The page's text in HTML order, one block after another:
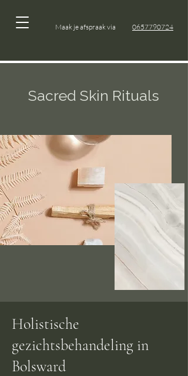
Maak je afspraak via 0657790724
Sacred Skin Rituals
Holistische
gezichtsbehandeling in
Bolsward